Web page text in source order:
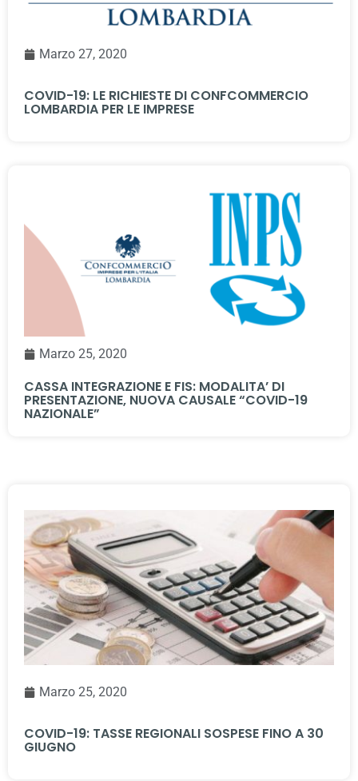
Marzo 27, 2020
COVID-19: LE RICHIESTE DI CONFCOMMERCIO
LOMBARDIA PER LE IMPRESE
Marzo 25, 2020
CASSA INTEGRAZIONE E FIS: MODALITA’ DI
PRESENTAZIONE, NUOVA CAUSALE “COVID-19
NAZIONALE”
Marzo 25, 2020
COVID-19: TASSE REGIONALI SOSPESE FINO A 30
GIUGNO